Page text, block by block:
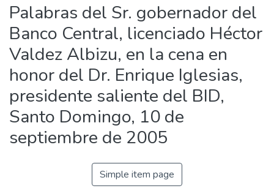
Palabras del Sr. gobernador del
Banco Central, licenciado Héctor
Valdez Albizu, en la cena en
honor del Dr. Enrique Iglesias,
presidente saliente del BID,
Santo Domingo, 10 de
septiembre de 2005
Simple item page